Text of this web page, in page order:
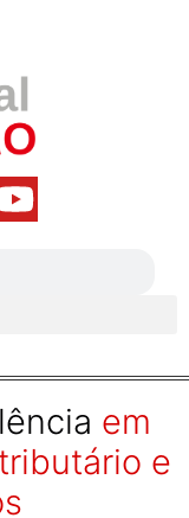
em
e